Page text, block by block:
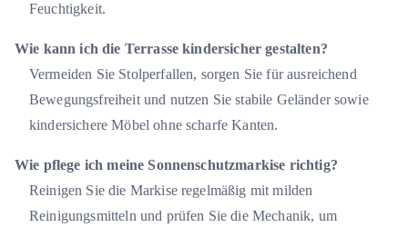
Feuchtigkeit.
Wie kann ich die Terrasse kindersicher gestalten?
Vermeiden Sie Stolperfallen, sorgen Sie für ausreichend
Bewegungsfreiheit und nutzen Sie stabile Geländer sowie
kindersichere Möbel ohne scharfe Kanten.
Wie pflege ich meine Sonnenschutzmarkise richtig?
Reinigen Sie die Markise regelmäßig mit milden
Reinigungsmitteln und prüfen Sie die Mechanik, um